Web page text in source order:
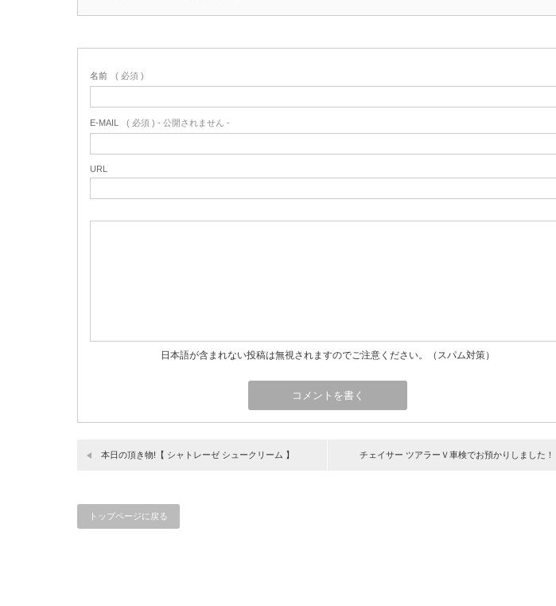
名前 ( 必須 )
E-MAIL ( 必須 ) - 公開されません -
URL
日本語が含まれない投稿は無視されますのでご注意ください。（スパム対策）
本日の頂き物!【 シャトレーゼ シュークリーム 】 チェイサー ツアラーＶ車検でお預かりしました！
トップページに戻る